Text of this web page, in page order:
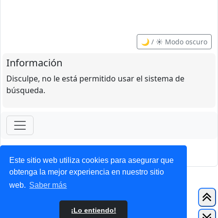
Este sitio web utiliza cookies para asegurar que
obtenga la mejor experiencia en nuestro sitio
web. Saber más
¡Lo entiendo!
🌙 / ☀️ Modo oscuro
Información
Disculpe, no le está permitido usar el sistema de
búsqueda.
ForoClub 2025
Privacidad| Condiciones